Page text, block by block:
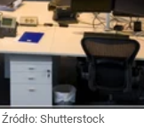
Źródło: Shutterstock